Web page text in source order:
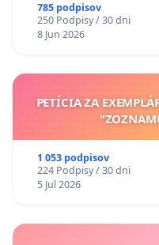
785 podpisov
250 Podpisy / 30 dni
8 Jun 2026
PETÍCIA ZA
1 053 podpisov
224 Podpisy / 30 dni
5 Jul 2026